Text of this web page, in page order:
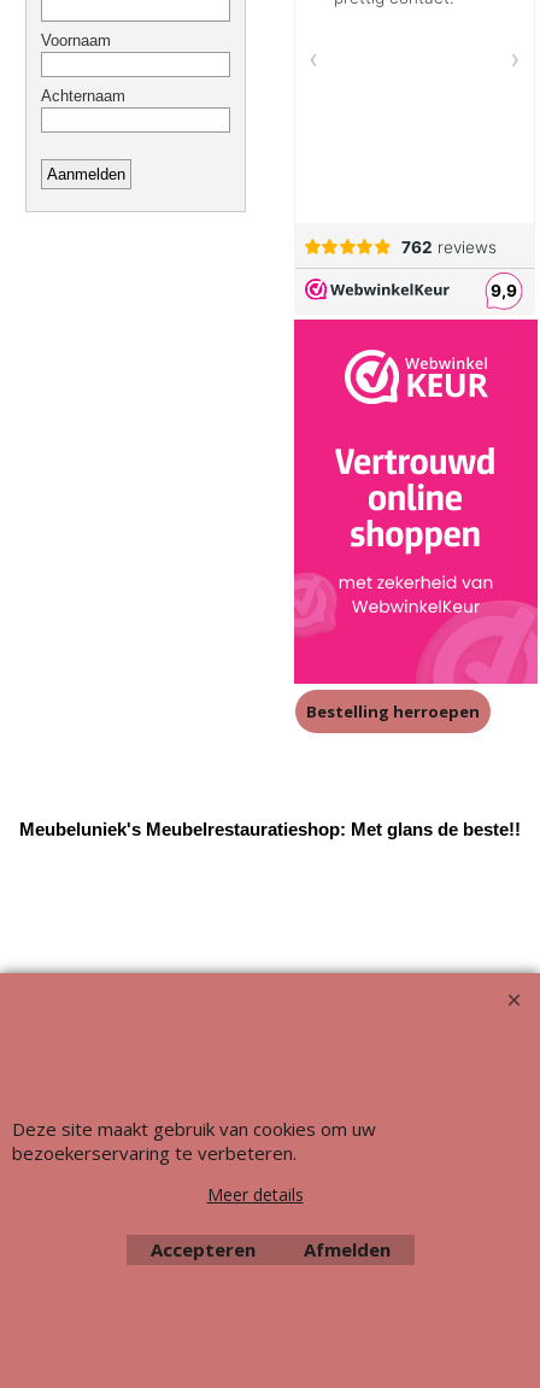
Bestelling herroepen
Meubeluniek's Meubelrestauratieshop: Met glans de beste!!
Webwinkel gemaakt met ShopFactory webwinkel software.
Deze site maakt gebruik van cookies om uw
bezoekerservaring te verbeteren.
Meer details
Accepteren Afmelden